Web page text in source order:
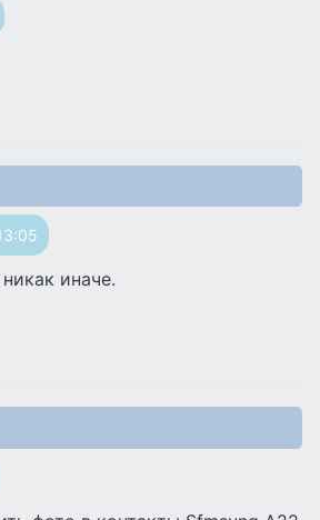
иначе.